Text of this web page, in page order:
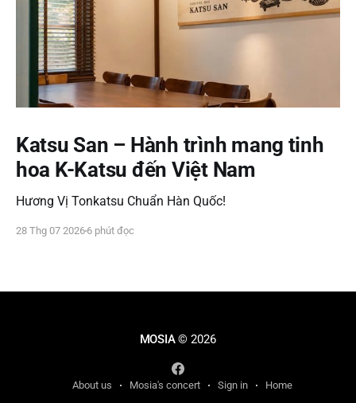
Katsu San – Hành trình mang tinh
hoa K-Katsu đến Việt Nam
Hương Vị Tonkatsu Chuẩn Hàn Quốc!
28 Thg 07 2026 6 phút đọc
MOSIA© 2026
About us Mosia's concert Sign in Home